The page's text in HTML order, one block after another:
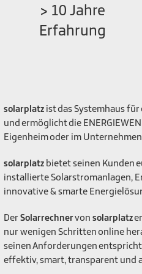
> 10 Jahre
Erfahrung
solarplatz ist das Systemhaus
und ermöglicht die
Eigenheim oder im
solarplatz bietet seinen Kunden
installierte Solarstromanlagen,
innovative & smarte
Der Solarrechnervon solarplatz
nur wenigen Schritten online
seinen Anforderungen
effektiv, smart, transparent und